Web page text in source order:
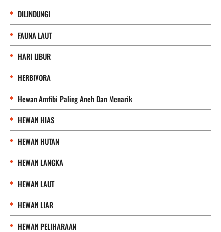
DILINDUNGI
FAUNA LAUT
HARI LIBUR
HERBIVORA
Hewan Amfibi Paling Aneh Dan Menarik
HEWAN HIAS
HEWAN HUTAN
HEWAN LANGKA
HEWAN LAUT
HEWAN LIAR
HEWAN PELIHARAAN